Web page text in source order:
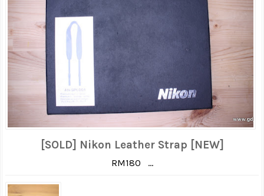
[SOLD] Nikon Leather Strap [NEW]
RM180 ...